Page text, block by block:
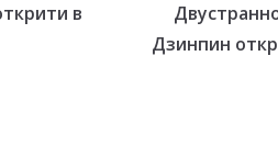
в
Дзинпин